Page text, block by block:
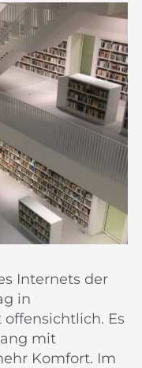
Internets der
in
Es
mit
Komfort. Im